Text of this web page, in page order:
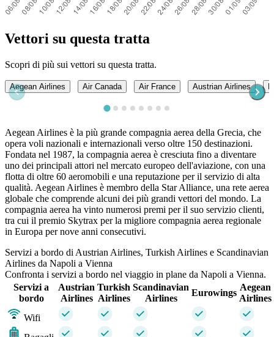
Vettori su questa tratta
Scopri di più sui vettori su questa tratta.
Aegean Airlines Air Canada Air France Austrian Airlines
Aegean Airlines è la più grande compagnia aerea della Grecia, che
opera voli nazionali e internazionali verso oltre 150 destinazioni.
Fondata nel 1987, la compagnia aerea è cresciuta fino a diventare
uno dei principali attori nel mercato europeo dell'aviazione, con una
flotta di oltre 60 aeromobili e una reputazione per il servizio di alta
qualità. Aegean Airlines è membro della Star Alliance, una rete aerea
globale che comprende alcuni dei più grandi vettori del mondo. La
compagnia aerea ha vinto numerosi premi per il suo servizio clienti,
tra cui il premio Skytrax per la migliore compagnia aerea regionale
in Europa per nove anni consecutivi.
Servizi a bordo di Austrian Airlines, Turkish Airlines e Scandinavian
Airlines da Napoli a Vienna
Confronta i servizi a bordo nel viaggio in plane da Napoli a Vienna.
Servizi a
bordo
Austrian
Airlines
Turkish
Airlines
Scandinavian
Airlines
Eurowings
Aegean
Airlines
Wifi